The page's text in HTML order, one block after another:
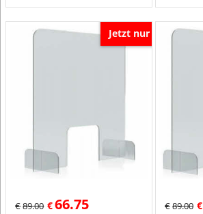
Jetzt nur
€89.00 €66.75 €89.00 €